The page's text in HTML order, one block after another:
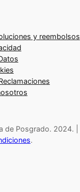
y reembolsos
de Posgrado. 2024. |
.